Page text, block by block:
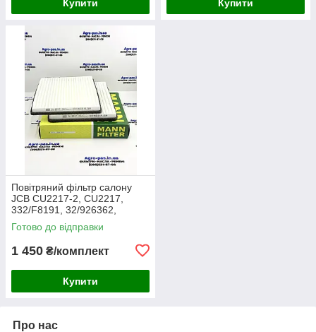
Купити Купити
Повітряний фільтр салону
JCB CU2217-2, CU2217,
332/F8191, 32/926362,
30/926362, AA2983, CA-
43030, SC60055, SKL46354,
Готово до відправки
1 450 ₴/комплект
Купити
Про нас